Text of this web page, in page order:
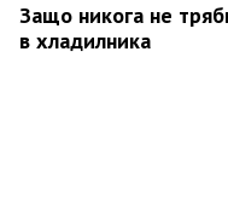
Защо никога не
в хладилника